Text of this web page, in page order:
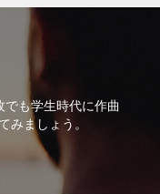
も学生時代に作曲
みましょう。